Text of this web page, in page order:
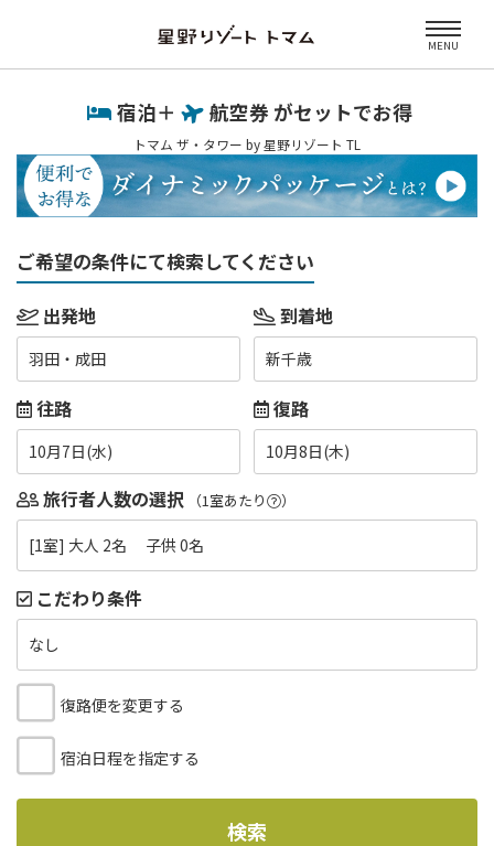
MENU
宿泊＋ 航空券 がセットでお得
トマム ザ・タワー by 星野リゾート TL
ご希望の条件にて検索してください
出発地
羽田・成田
到着地
新千歳
往路
10月7日(水)
復路
10月8日(木)
旅行者人数の選択 （1室あたり ）
[1室] 大人 2名 子供 0名
こだわり条件
なし
復路便を変更する
宿泊日程を指定する
検索